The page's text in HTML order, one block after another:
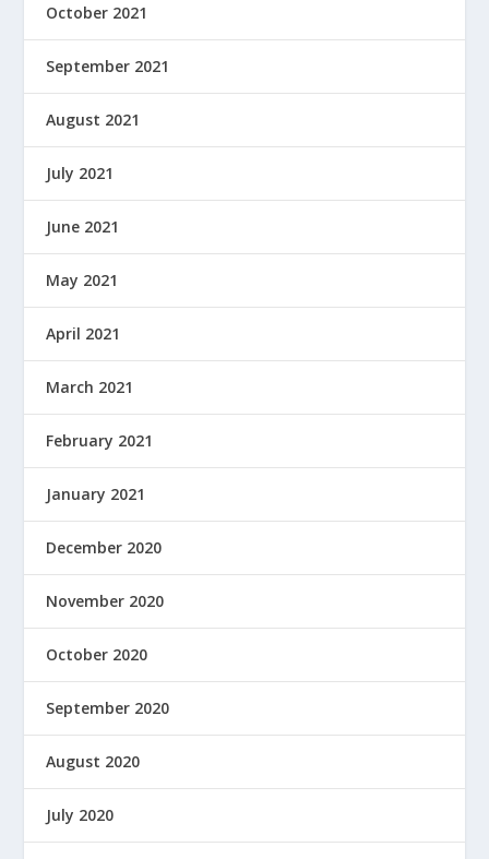
October 2021
September 2021
August 2021
July 2021
June 2021
May 2021
April 2021
March 2021
February 2021
January 2021
December 2020
November 2020
October 2020
September 2020
August 2020
July 2020